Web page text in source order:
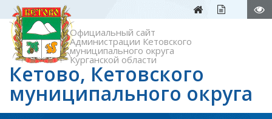
Официальный сайт
Администрации Кетовского
муниципального округа
Курганской области
Кетово, Кетовского
муниципального округа